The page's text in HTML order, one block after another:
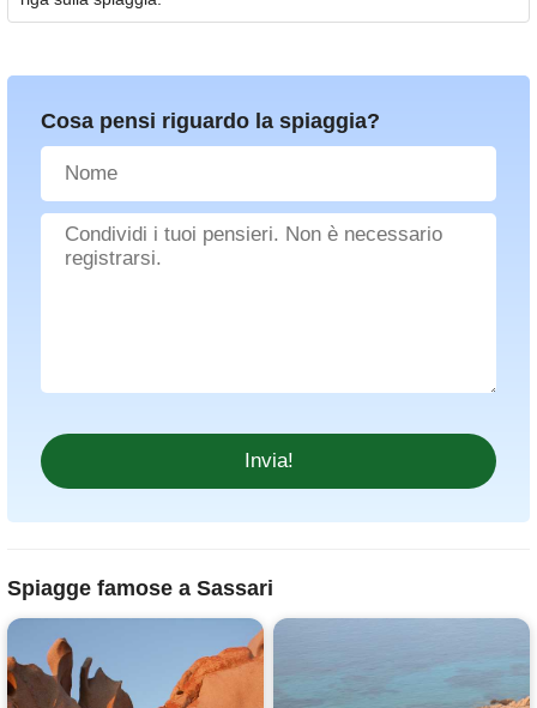
Cosa pensi riguardo la spiaggia?
Spiagge famose a Sassari